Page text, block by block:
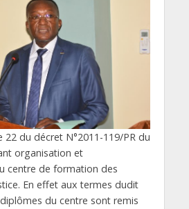
22 du décret N°2011-119/PR du
organisation et
centre de formation des
En effet aux termes dudit
du centre sont remis